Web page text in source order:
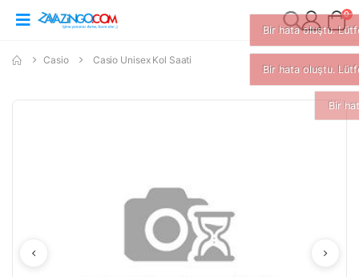
0
Casio Casio Unisex Kol Saati